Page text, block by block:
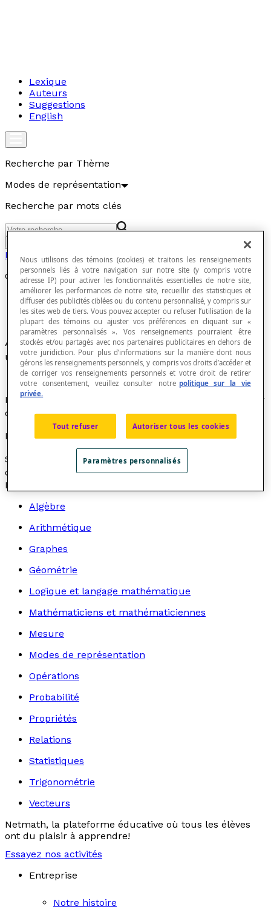
Lexique
Auteurs
Suggestions
English
Recherche par Thème
Modes de représentation
Recherche par mots clés
Modes de représentation
Groupement
Action de réunir ou rassembler des objets selon
une base donnée.
Dans lesystème de numération décimal
, pour compter
des objets, on les regroupe en paquets de dix.
Exemple
Si on a compté vingt-trois objets, on a 2 paquets de 10
objets et un paquet de 3 objets; on a donc 23 objets.
Recherche par thème
Algèbre
Arithmétique
Graphes
Géométrie
Logique et langage mathématique
Mathématiciens et mathématiciennes
Mesure
Modes de représentation
Opérations
Probabilité
Propriétés
Relations
Statistiques
Trigonométrie
Vecteurs
Netmath, la plateforme éducative où tous les élèves
ont du plaisir à apprendre!
Essayez nos activités
Entreprise
Notre histoire
Nous utilisons des témoins (cookies) et traitons les renseignements
personnels liés à votre navigation sur notre site (y compris votre
adresse IP) pour activer les fonctionnalités essentielles de notre site,
améliorer les performances de notre site, recueillir des statistiques et
diffuser des publicités ciblées ou du contenu personnalisé, y compris sur
les sites web de tiers. Vous pouvez accepter ou refuser l’utilisation de la
plupart des témoins ou ajuster vos préférences en cliquant sur «
paramètres personnalisés ». Vos renseignements pourraient être
stockés et/ou partagés avec nos partenaires publicitaires en dehors de
votre juridiction. Pour plus d’informations sur la manière dont nous
gérons les renseignements personnels, y compris vos droits d’accéder et
de corriger vos renseignements personnels et votre droit de retirer
votre consentement, veuillez consulter notre politique sur la vie
privée.
Tout refuser Autoriser tous les cookies
Paramètres personnalisés